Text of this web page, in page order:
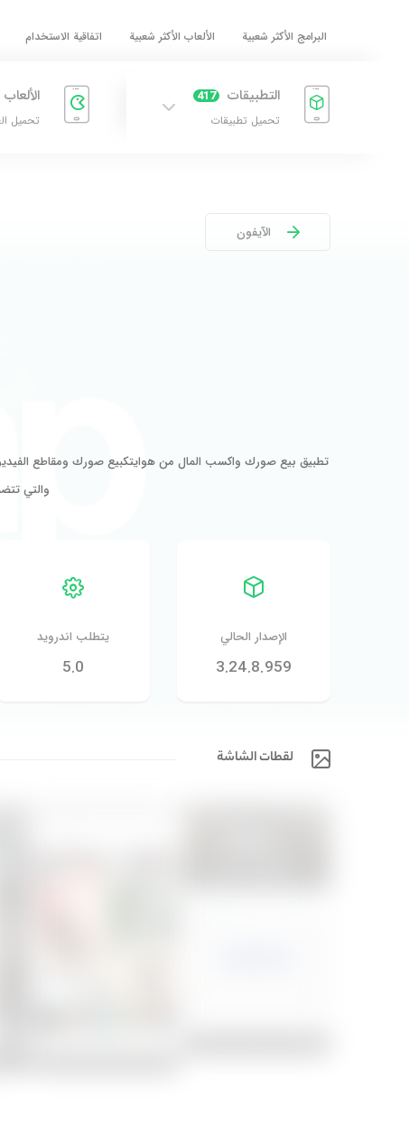
البرامج الأكثر شعبية الألعاب الأكثر شعبية اتفاقية الاستخدام
التطبيقات 417
تحميل تطبيقات
الألعاب
تحميل
الآيفون
تطبيق بيع صورك واكسب المال من هوايتكبيع صورك ومقاطع
والتي
الإصدار الحالي
3.24.8.959
يتطلب اندرويد
5.0
لقطات الشاشة